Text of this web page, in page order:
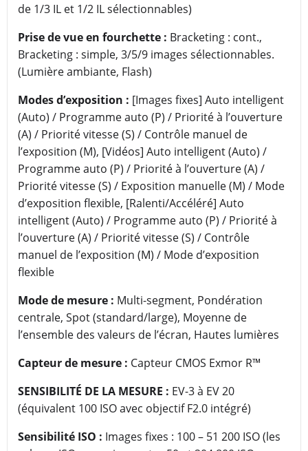
de 1/3 IL et 1/2 IL sélectionnables)
Prise de vue en fourchette : Bracketing : cont.,
Bracketing : simple, 3/5/9 images sélectionnables.
(Lumière ambiante, Flash)
Modes d’exposition : [Images fixes] Auto intelligent
(Auto) / Programme auto (P) / Priorité à l’ouverture
(A) / Priorité vitesse (S) / Contrôle manuel de
l’exposition (M), [Vidéos] Auto intelligent (Auto) /
Programme auto (P) / Priorité à l’ouverture (A) /
Priorité vitesse (S) / Exposition manuelle (M) / Mode
d’exposition flexible, [Ralenti/Accéléré] Auto
intelligent (Auto) / Programme auto (P) / Priorité à
l’ouverture (A) / Priorité vitesse (S) / Contrôle
manuel de l’exposition (M) / Mode d’exposition
flexible
Mode de mesure : Multi-segment, Pondération
centrale, Spot (standard/large), Moyenne de
l’ensemble des valeurs de l’écran, Hautes lumières
Capteur de mesure : Capteur CMOS Exmor R™
SENSIBILITÉ DE LA MESURE : EV-3 à EV 20
(équivalent 100 ISO avec objectif F2.0 intégré)
Sensibilité ISO : Images fixes : 100 – 51 200 ISO (les